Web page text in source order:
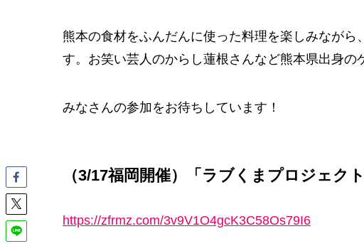
熊本の食材をふんだんに使った料理を楽しみなが
す。お笑い芸人のからし蓮根さんなど熊本県出身の
みなさんの参加をお待ちしています！
（3/17福岡開催）「ラブくまプロジェク
https://zfrmz.com/3v9V1O4gcK3C58Os79I6